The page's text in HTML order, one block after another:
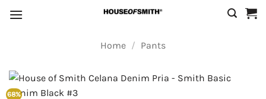
Home / Pants
68%